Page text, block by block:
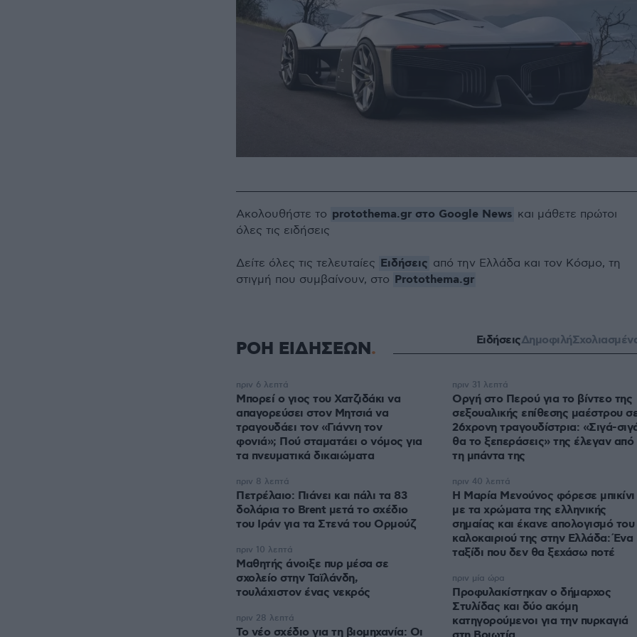
Ακολουθήστε το protothema.gr στο Google News και μάθετε πρώτοι
όλες τις ειδήσεις
Δείτε όλες τις τελευταίες Ειδήσεις από την Ελλάδα και τον Κόσμο, τη
στιγμή που συμβαίνουν, στο Protothema.gr
ΡΟΗ ΕΙΔΗΣΕΩΝ ΕιδήσειςΔημοφιλή
Μπορεί ο γιος του Χατζιδάκι να
απαγορεύσει στον Μητσιά να
τραγουδάει τον «Γιάννη τον
φονιά»; Πού σταματάει ο νόμος για
τα πνευματικά δικαιώματα
πριν 6 λεπτά
Πετρέλαιο: Πιάνει και πάλι τα 83
δολάρια το Brent μετά το σχέδιο
του Ιράν για τα Στενά του Ορμούζ
πριν 8 λεπτά
Μαθητής άνοιξε πυρ μέσα σε
σχολείο στην Ταϊλάνδη,
τουλάχιστον ένας νεκρός
πριν 10 λεπτά
Το νέο σχέδιο για τη βιομηχανία: Οι
πριν 28 λεπτά
Οργή στο Περού για το βίντεο της
σεξουαλικής επίθεσης μαέστρου
26χρονη τραγουδίστρια: «Σιγά-
θα το ξεπεράσεις» της έλεγαν από
τη μπάντα της
πριν 31 λεπτά
Η Μαρία Μενούνος φόρεσε μπικίνι
με τα χρώματα της ελληνικής
σημαίας και έκανε απολογισμό του
καλοκαιριού της στην Ελλάδα: Ένα
ταξίδι που δεν θα ξεχάσω ποτέ
πριν 40 λεπτά
Προφυλακίστηκαν ο δήμαρχος
Στυλίδας και δύο ακόμη
κατηγορούμενοι για την πυρκαγιά
πριν μία ώρα